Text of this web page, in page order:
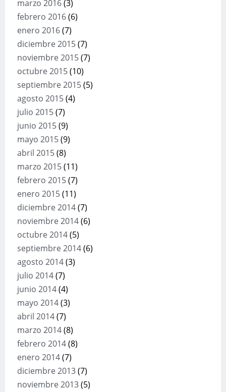
marzo 2016(3)
febrero 2016(6)
enero 2016(7)
diciembre 2015(7)
noviembre 2015(7)
octubre 2015(10)
septiembre 2015(5)
agosto 2015(4)
julio 2015(7)
junio 2015(9)
mayo 2015(9)
abril 2015(8)
marzo 2015(11)
febrero 2015(7)
enero 2015(11)
diciembre 2014(7)
noviembre 2014(6)
octubre 2014(5)
septiembre 2014(6)
agosto 2014(3)
julio 2014(7)
junio 2014(4)
mayo 2014(3)
abril 2014(7)
marzo 2014(8)
febrero 2014(8)
enero 2014(7)
diciembre 2013(7)
noviembre 2013(5)